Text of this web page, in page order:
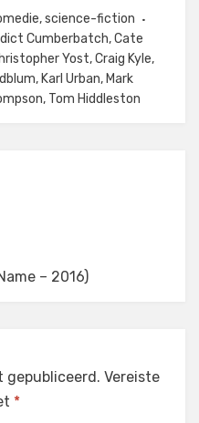
,science-fiction
Cumberbatch,Cate
Yost,Craig Kyle,
, Karl Urban, Mark
, Tom Hiddleston
– 2016)
gepubliceerd. Vereiste
*